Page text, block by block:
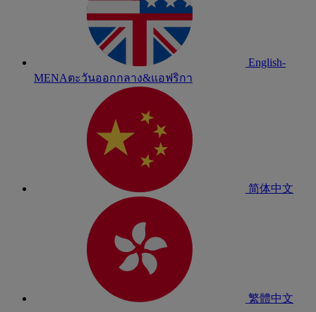
English-
MENAตะวันออกกลาง&แอฟริกา
简体中文
繁體中文